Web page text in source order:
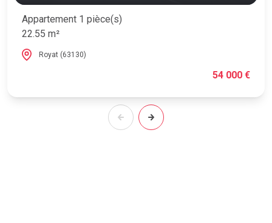
Appartement 1 pièce(s)
22.55 m²
Royat (63130)
54 000 €